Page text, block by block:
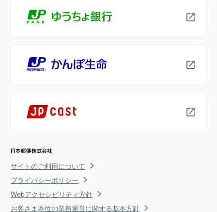
サイトのご利用について
プライバシーポリシー
Webアクセシビリティ方針
お客さま本位の業務運営に関する基本方針